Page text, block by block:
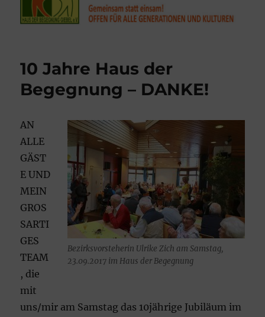
10 Jahre Haus der
Begegnung – DANKE!
Bezirksvorsteherin Ulrike Zich am Samstag,
23.09.2017 im Haus der Begegnung
AN
ALLE
GÄST
E UND
MEIN
GROS
SARTI
GES
TEAM
, die
mit
uns/mir am Samstag das 10jährige Jubiläum im